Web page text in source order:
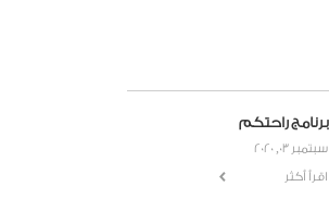
برنامج راحتكم
سبتمبر 03, 2020
اقرأ أكثر